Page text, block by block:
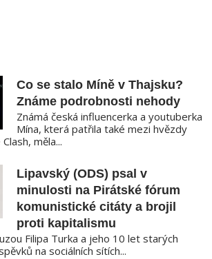
Co se stalo Míně v Thajsku?
Známe podrobnosti nehody
Známá česká influencerka a youtuberka
Mína, která patřila také mezi hvězdy
měla...
Lipavský (ODS) psal v
minulosti na Pirátské fórum
komunistické citáty a brojil
proti kapitalismu
Filipa Turka a jeho 10 let starých
na sociálních sítích...